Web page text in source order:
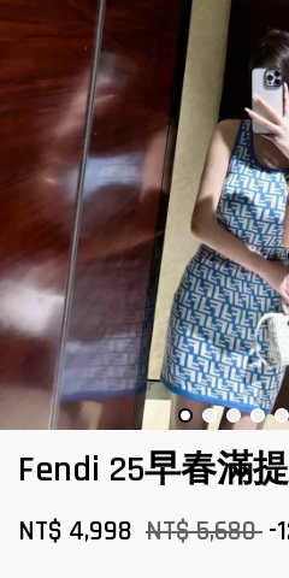
Fendi 25早春滿
NT$ 4,998 NT$ 5,680 -